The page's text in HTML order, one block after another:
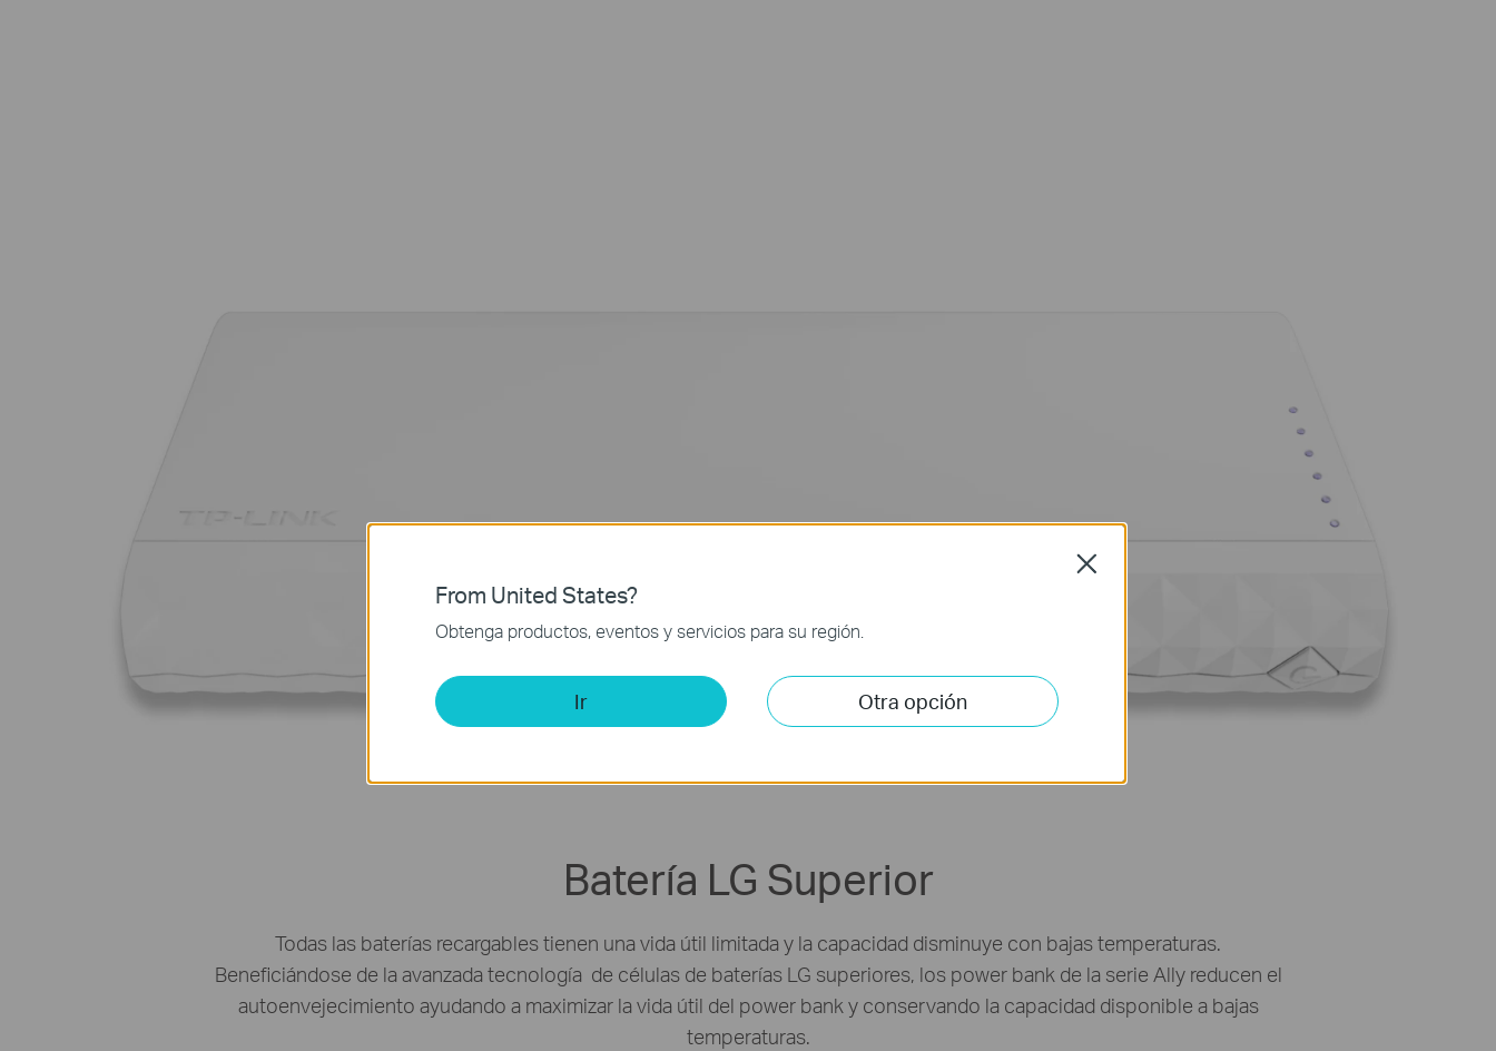
Batería LG Superior
Todas las baterías recargables tienen una vida útil limitada y la capacidad disminuye con bajas temperaturas.
Beneficiándose de la avanzada tecnología de células de baterías LG superiores, los power bank de la serie Ally reducen el
autoenvejecimiento ayudando a maximizar la vida útil del power bank y conservando la capacidad disponible a bajas
temperaturas.
From United States?
Obtenga productos, eventos y servicios para su región.
Ir Otra opción
Close